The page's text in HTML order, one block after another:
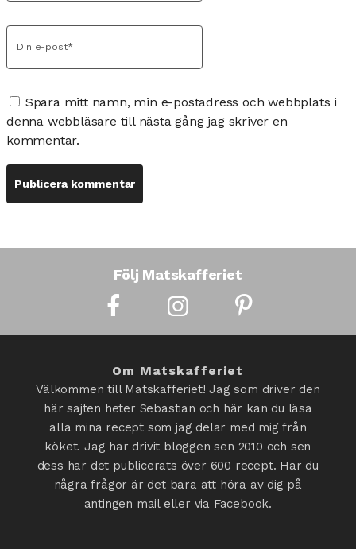
Spara mitt namn, min e-postadress och webbplats i
denna webbläsare till nästa gång jag skriver en
kommentar.
Följ Matskafferiet
Om Matskafferiet
Välkommen till Matskafferiet! Jag som driver den
här sajten heter Sebastian och här kan du läsa
alla mina recept som jag delar med mig från
köket. Jag har drivit bloggen sen 2010 och sen
dess har det publicerats över 600 recept. Har du
några frågor är det bara att höra av dig på
antingen mail eller via Facebook.